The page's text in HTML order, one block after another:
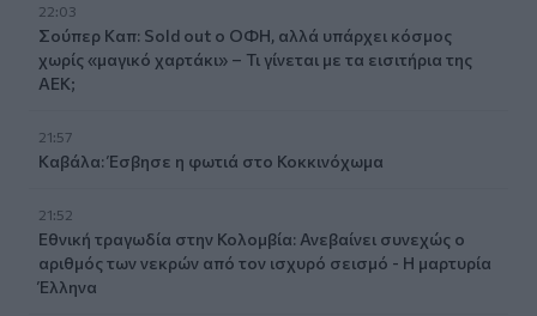
22:03
Σούπερ Καπ: Sold out ο ΟΦΗ, αλλά υπάρχει κόσμος
χωρίς «μαγικό χαρτάκι» – Τι γίνεται με τα εισιτήρια της
ΑΕΚ;
21:57
Καβάλα: Έσβησε η φωτιά στο Κοκκινόχωμα
21:52
Εθνική τραγωδία στην Κολομβία: Ανεβαίνει συνεχώς ο
αριθμός των νεκρών από τον ισχυρό σεισμό - Η μαρτυρία
Έλληνα